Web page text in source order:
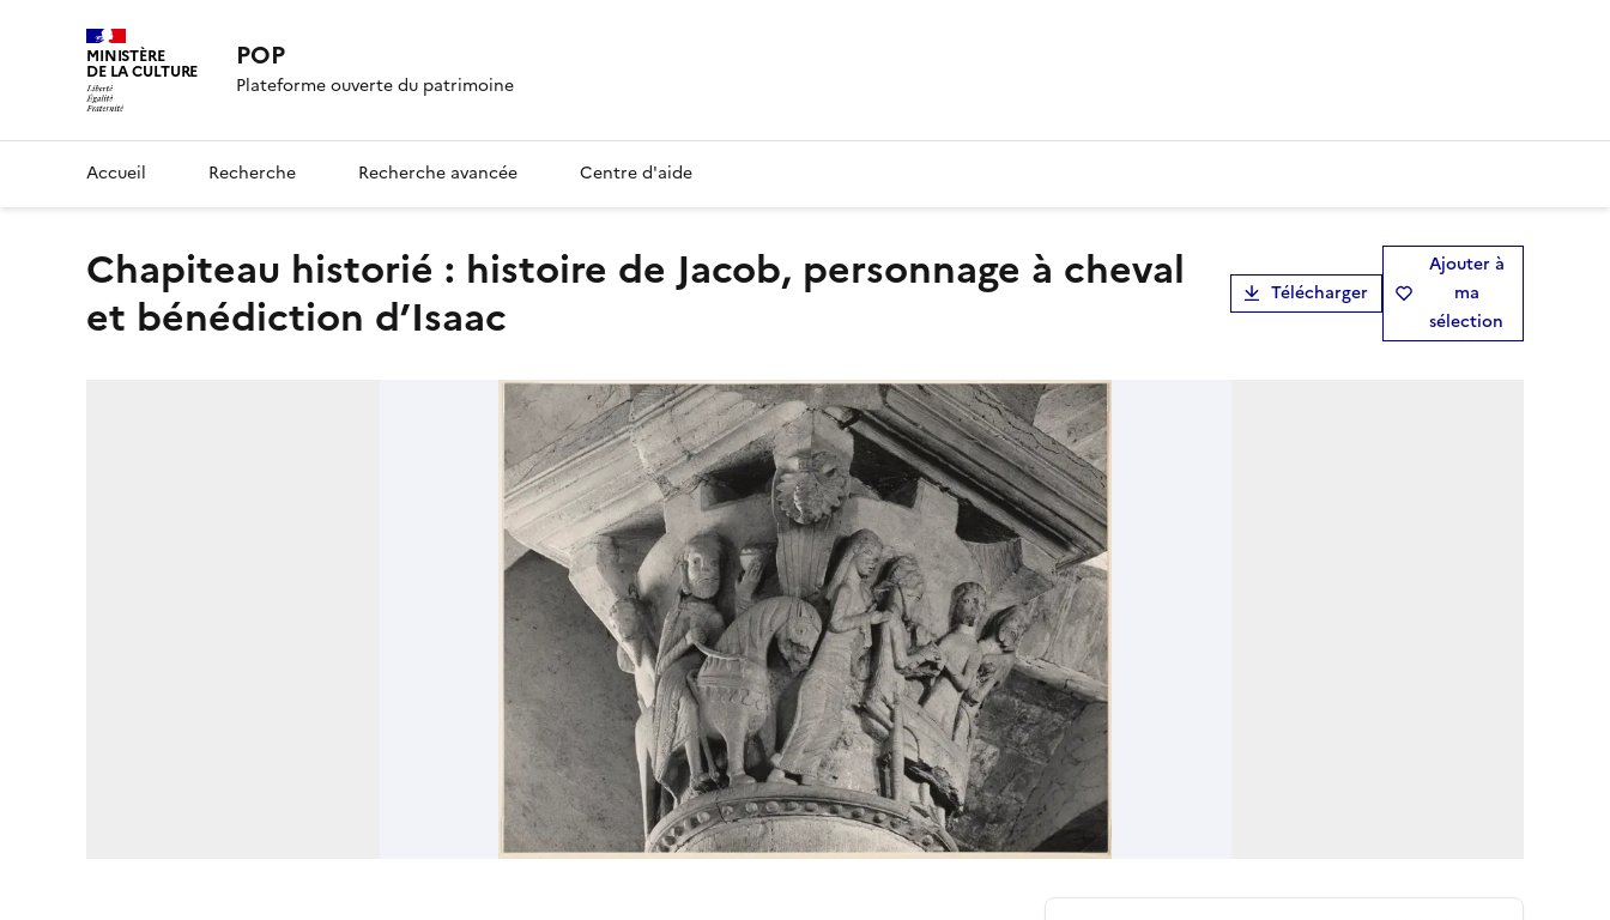
MINISTÈRE
DE LA CULTURE POP
Plateforme ouverte du patrimoine
Accueil Recherche Recherche avancée Centre d'aide
Chapiteau historié : histoire de Jacob, personnage à cheval
et bénédiction d’Isaac
Télécharger
Ajouter à
ma
sélection